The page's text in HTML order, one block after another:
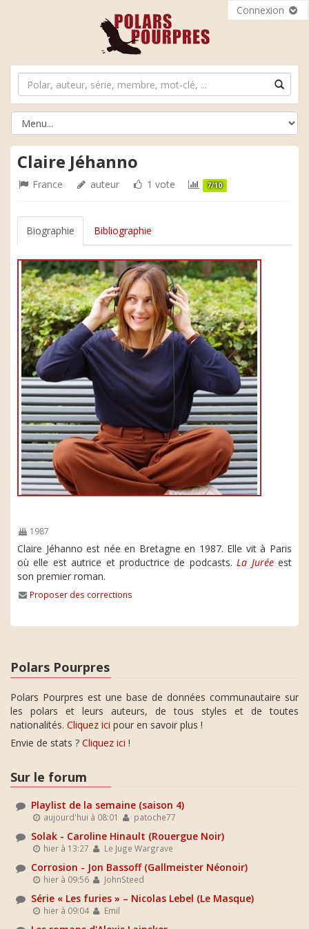
Connexion
Claire Jéhanno
France auteur 1 vote 7/10
Biographie Bibliographie
1987
Claire Jéhanno est née en Bretagne en 1987. Elle vit à Paris
où elle est autrice et productrice de podcasts.La Juréeest
son premier roman.
Proposer des corrections
Polars Pourpres
Polars Pourpres est une base de données communautaire sur
les polars et leurs auteurs, de tous styles et de toutes
nationalités. Cliquez ici pour en savoir plus !
Envie de stats ? Cliquez ici !
Sur le forum
Playlist de la semaine (saison 4)
aujourd'hui à 08:01 patoche77
Solak - Caroline Hinault (Rouergue Noir)
hier à 13:27 Le Juge Wargrave
Corrosion - Jon Bassoff (Gallmeister Néonoir)
hier à 09:56 JohnSteed
Série « Les furies » – Nicolas Lebel (Le Masque)
hier à 09:04 Emil